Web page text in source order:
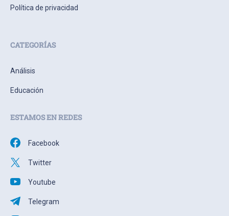
Política de privacidad
CATEGORÍAS
Análisis
Educación
ESTAMOS EN REDES
Facebook
Twitter
Youtube
Telegram